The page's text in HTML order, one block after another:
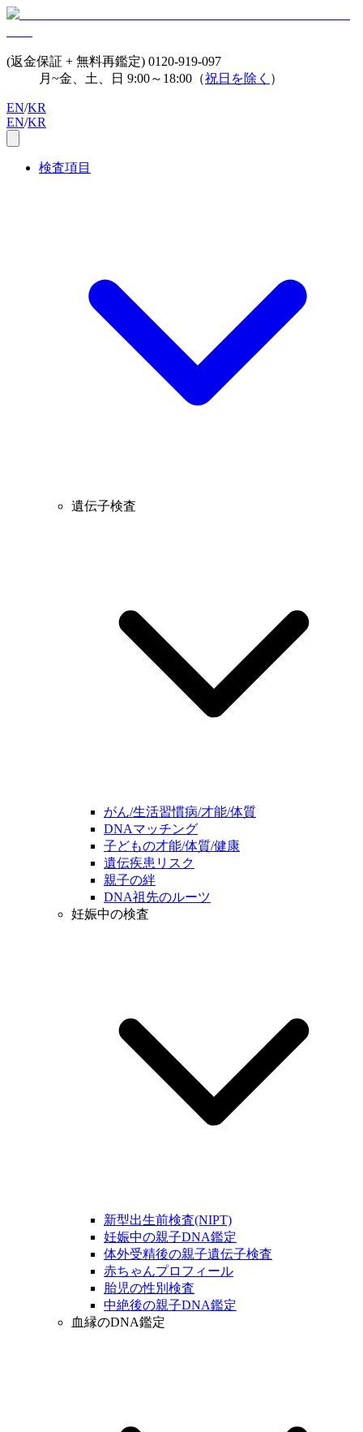
(返金保証 + 無料再鑑定) 0120-919-097
月~金、土、日 9:00～18:00（祝日を除く ）
EN/KR
EN/KR
検査項目
遺伝子検査
がん/生活習慣病/才能/体質
DNAマッチング
子どもの才能/体質/健康
遺伝疾患リスク
親子の絆
DNA祖先のルーツ
妊娠中の検査
新型出生前検査(NIPT)
妊娠中の親子DNA鑑定
体外受精後の親子遺伝子検査
赤ちゃんプロフィール
胎児の性別検査
中絶後の親子DNA鑑定
血縁のDNA鑑定